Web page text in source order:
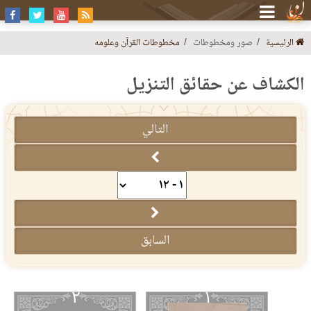
الرئيسية صور ومخطوطات مخطوطات القرآن وعلومه
الكشاف عن حقائق التنزيل
التالي
السابق
١ ٢